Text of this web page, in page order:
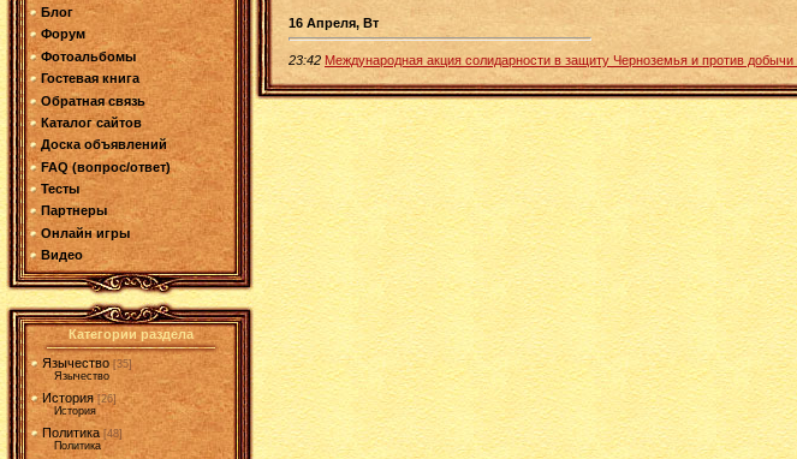
Блог
Форум
Фотоальбомы
Гостевая книга
Обратная связь
Каталог сайтов
Доска объявлений
FAQ (вопрос/ответ)
Тесты
Партнеры
Онлайн игры
Видео
Категории раздела
Язычество [35]
Язычество
История [26]
История
Политика [48]
Политика
16 Апреля, Вт
23:42 Международная акция солидарности в защиту Черноземья и против